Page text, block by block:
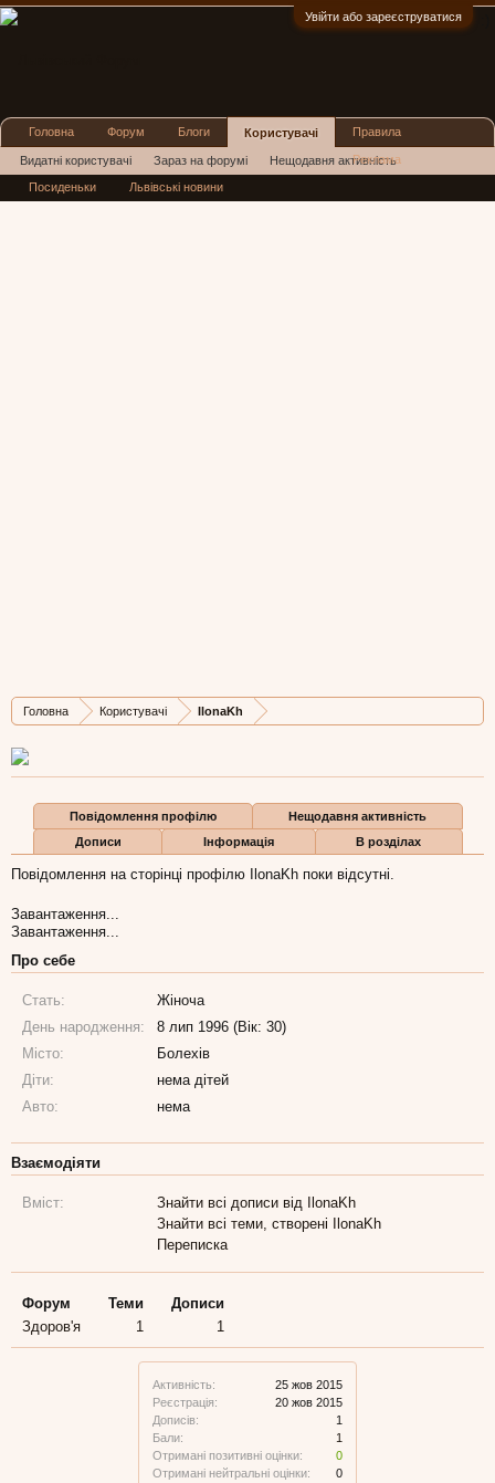
Увійти або зареєструватися
Головна Користувачі IlonaKh
Активність:
25 жов 2015
Реєстрація:
20 жов 2015
Дописів:
1
Бали:
1
Отримані позитивні оцінки:
0
Отримані нейтральні оцінки:
0
Дописів
1
Карма Бали
1
Повідомлення профілю
Нещодавня активність
Дописи
Інформація В розділах
Повідомлення на сторінці профілю IlonaKh поки відсутні.
Завантаження...
Завантаження...
Про себе
Стать:
Жіноча
День народження:
8 лип 1996 (Вік: 30)
Місто:
Болехів
Діти:
нема дітей
Авто:
нема
Взаємодіяти
Вміст:
Знайти всі дописи від IlonaKh
Знайти всі теми, створені IlonaKh
Переписка
Форум Теми
Дописи
Здоров'я
1 1
Головна Форум Блоги Користувачі
Видатні користувачі Зараз на форумі Нещодавня активність
Нові повідомлення профілю
Правила
Реклама
Посиденьки Львівські новини